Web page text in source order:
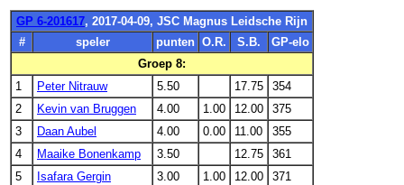
GP 6-201617, 2017-04-09, JSC Magnus Leidsche Rijn
#
speler punten O.R. S.B.
GP-elo
Groep 8:
1
Peter Nitrauw 5.50 17.75
354
2
Kevin van Bruggen 4.00 1.00 12.00
375
3
Daan Aubel 4.00 0.00 11.00
355
4
Maaike Bonenkamp 3.50 12.75
361
5
Isafara Gergin 3.00 1.00 12.00
371